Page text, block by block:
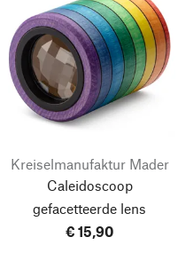
Kreiselmanufaktur Mader
Caleidoscoop
gefacetteerde lens
€ 15,90